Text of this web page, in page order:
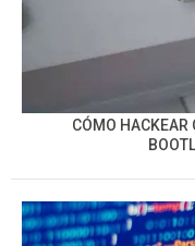
CÓMO HACKEAR